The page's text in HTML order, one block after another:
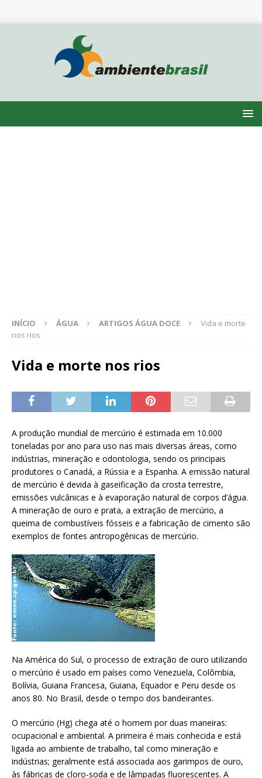
INÍCIO ÁGUA ARTIGOS ÁGUA DOCE
Vida e morte
nos rios
Vida e morte nos rios
A produção mundial de mercúrio é estimada em 10.000
toneladas por ano para uso nas mais diversas áreas, como
indústrias, mineração e odontologia, sendo os principais
produtores o Canadá, a Rússia e a Espanha. A emissão natural
de mercúrio é devida à gaseificação da crosta terrestre,
emissões vulcânicas e à evaporação natural de corpos d’água.
A mineração de ouro e prata, a extração de mercúrio, a
queima de combustíveis fósseis e a fabricação de cimento são
exemplos de fontes antropogênicas de mercúrio.
Na América do Sul, o processo de extração de ouro utilizando
o mercúrio é usado em países como Venezuela, Colômbia,
Bolívia, Guiana Francesa, Guiana, Equador e Peru desde os
anos 80. No Brasil, desde o tempo dos bandeirantes.
O mercúrio (Hg) chega até o homem por duas maneiras:
ocupacional e ambiental. A primeira é mais conhecida e está
ligada ao ambiente de trabalho, tal como mineração e
indústrias; geralmente está associada aos garimpos de ouro,
às fábricas de cloro-soda e de lâmpadas fluorescentes. A